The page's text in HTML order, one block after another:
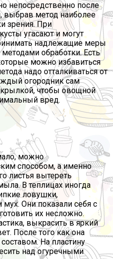
непосредственно после
выбрав метод наиболее
зрения. При
угасают и могут
надлежащие меры
обработки. Есть
можно избавиться
надо отталкиваться от
огородник сам
чтобы овощной
вред.
можно
способом, а именно
листья вытереть
В теплицах иногда
ловушки,
Они показали себя с
их несложно.
выкрасить в яркий
После того как она
На пластину
над огуречными